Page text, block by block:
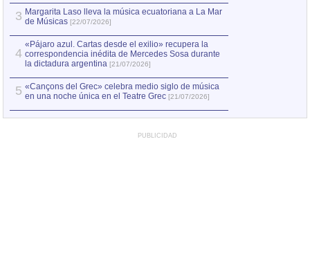
3 Margarita Laso lleva la música ecuatoriana a La Mar
de Músicas [22/07/2026]
4
«Pájaro azul. Cartas desde el exilio» recupera la
correspondencia inédita de Mercedes Sosa durante
la dictadura argentina [21/07/2026]
5 «Cançons del Grec» celebra medio siglo de música
en una noche única en el Teatre Grec [21/07/2026]
PUBLICIDAD